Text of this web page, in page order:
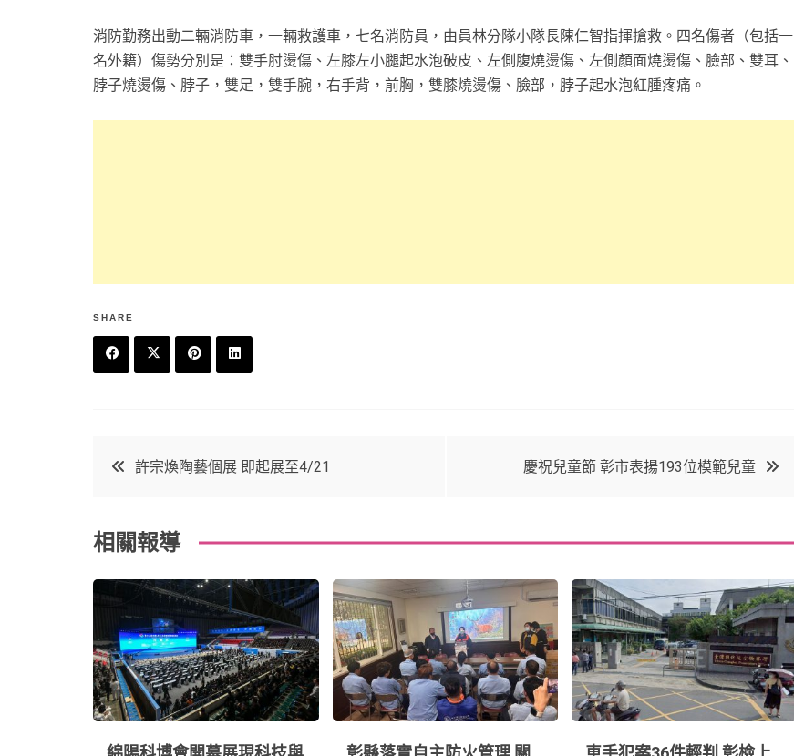
消防勤務出動二輛消防車，一輛救護車，七名消防員，由員林分隊小隊長陳仁智指揮搶救。四名傷者（包括一
名外籍）傷勢分別是：雙手肘燙傷、左膝左小腿起水泡破皮、左側腹燒燙傷、左側顏面燒燙傷、臉部、雙耳、
脖子燒燙傷、脖子，雙足，雙手腕，右手背，前胸，雙膝燒燙傷、臉部，脖子起水泡紅腫疼痛。
SHARE
o
k
t
r
e
t
e
in
文
導
覽
許宗煥陶藝個展 即起展至4/21 慶祝兒童節 彰市表揚193位模範兒童
相關報導